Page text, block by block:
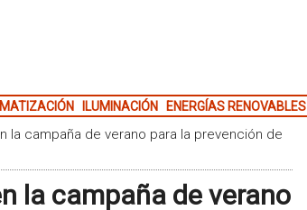
ILUMINACIÓN ENERGÍAS RENOVABLES
la campaña de verano para la prevención de
la campaña de verano